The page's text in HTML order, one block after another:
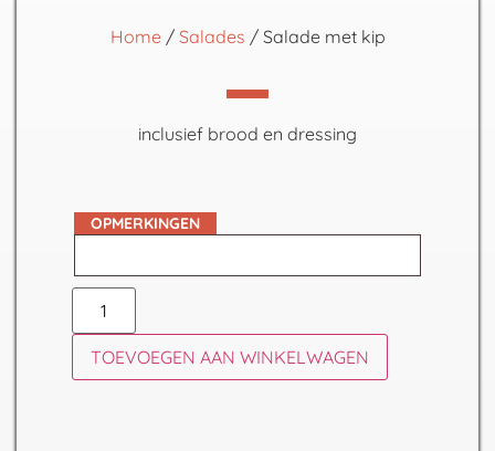
Home/ Salades / Salade met kip
inclusief brood en dressing
OPMERKINGEN
TOEVOEGEN AAN WINKELWAGEN